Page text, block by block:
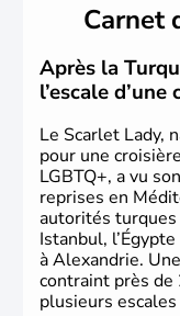
qui constitueront
ottoman. Après
orientale au
le 29 octobre
titre de capitale du
Carnet
Après la
l’escale
Le Scarlet Lady,
pour une
LGBTQ+, a vu
reprises en
autorités turques
Istanbul,
à Alexandrie.
contraint près de
plusieurs